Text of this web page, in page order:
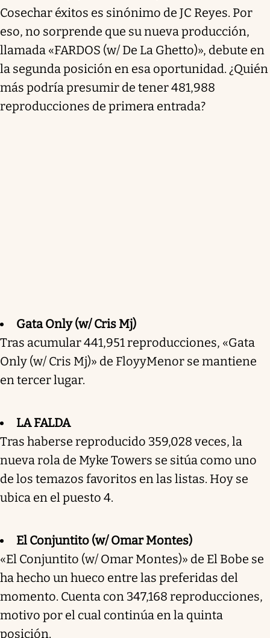
Cosechar éxitos es sinónimo de JC Reyes. Por
eso, no sorprende que su nueva producción,
llamada «FARDOS (w/ De La Ghetto)», debute en
la segunda posición en esa oportunidad. ¿Quién
más podría presumir de tener 481,988
reproducciones de primera entrada?
Gata Only (w/ Cris Mj)
Tras acumular 441,951 reproducciones, «Gata
Only (w/ Cris Mj)» de FloyyMenor se mantiene
en tercer lugar.
LA FALDA
Tras haberse reproducido 359,028 veces, la
nueva rola de Myke Towers se sitúa como uno
de los temazos favoritos en las listas. Hoy se
ubica en el puesto 4.
El Conjuntito (w/ Omar Montes)
«El Conjuntito (w/ Omar Montes)» de El Bobe se
ha hecho un hueco entre las preferidas del
momento. Cuenta con 347,168 reproducciones,
motivo por el cual continúa en la quinta
posición.